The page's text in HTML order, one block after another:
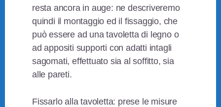
resta ancora in auge: ne descriveremo
quindi il montaggio ed il fissaggio, che
può essere ad una tavoletta di legno o
ad appositi supporti con adatti intagli
sagomati, effettuato sia al soffitto, sia
alle pareti.
Fissarlo alla tavoletta: prese le misure